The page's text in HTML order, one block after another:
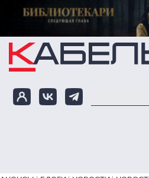
Перейти к основному